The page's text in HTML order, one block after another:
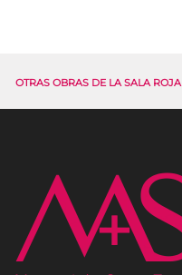
OTRAS OBRAS DE LA SALA ROJA